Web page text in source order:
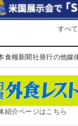
すべ
食糧新聞社発行の他媒
紹介ページはこちら